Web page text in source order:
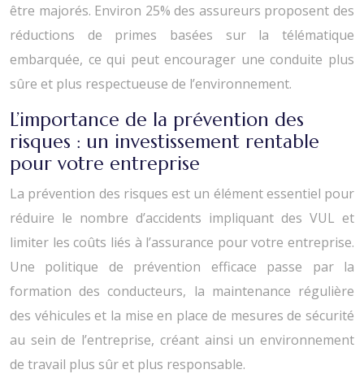
être majorés. Environ 25% des assureurs proposent des
réductions de primes basées sur la télématique
embarquée, ce qui peut encourager une conduite plus
sûre et plus respectueuse de l’environnement.
L’importance de la prévention des
risques : un investissement rentable
pour votre entreprise
La prévention des risques est un élément essentiel pour
réduire le nombre d’accidents impliquant des VUL et
limiter les coûts liés à l’assurance pour votre entreprise.
Une politique de prévention efficace passe par la
formation des conducteurs, la maintenance régulière
des véhicules et la mise en place de mesures de sécurité
au sein de l’entreprise, créant ainsi un environnement
de travail plus sûr et plus responsable.